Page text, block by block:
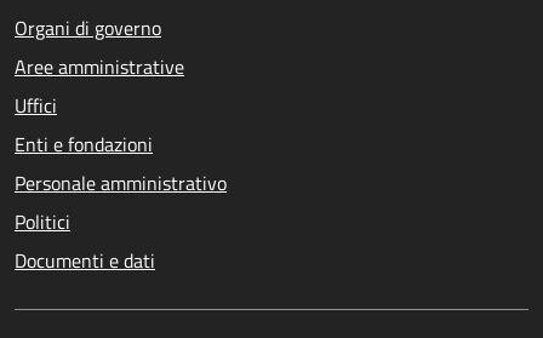
Organi di governo
Aree amministrative
Uffici
Enti e fondazioni
Personale amministrativo
Politici
Documenti e dati